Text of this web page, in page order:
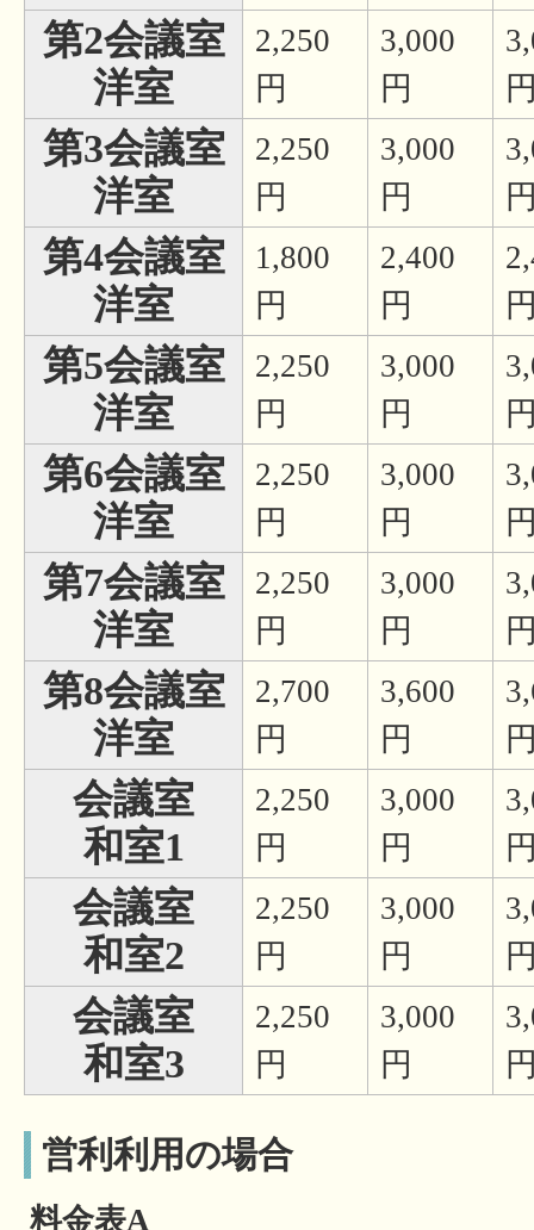
第2会議室
洋室
2,250
円
3,000
円
第3会議室
洋室
2,250
円
3,000
円
第4会議室
洋室
1,800
円
2,400
円
第5会議室
洋室
2,250
円
3,000
円
第6会議室
洋室
2,250
円
3,000
円
第7会議室
洋室
2,250
円
3,000
円
第8会議室
洋室
2,700
円
3,600
円
会議室
和室1
2,250
円
3,000
円
会議室
和室2
2,250
円
3,000
円
会議室
和室3
2,250
円
3,000
円
営利利用の場合
料金表A